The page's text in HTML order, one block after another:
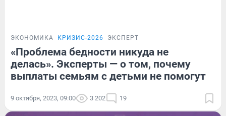
ЭКОНОМИКА КРИЗИС-2026 ЭКСПЕРТ
«Проблема бедности никуда не
делась». Эксперты — о том, почему
выплаты семьям с детьми не помогут
9 октября, 2023, 09:00 3 202 19